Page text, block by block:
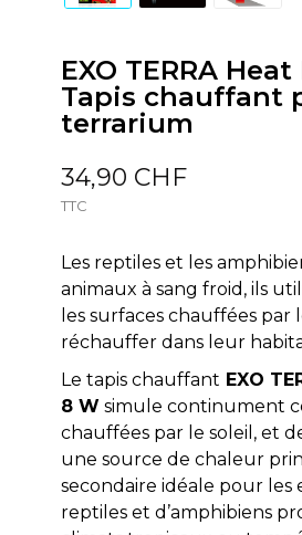
EXO TERRA
Tapis chauffant
terrarium
34,90 CHF
TTC
Les reptiles et les
animaux à sang froid, ils
les surfaces chauffées par
réchauffer dans leur
Le tapis chauffant EXO
8 Wsimule continument
chauffées par le soleil, et
une source de chaleur
secondaire idéale pour les
reptiles et d’amphibiens